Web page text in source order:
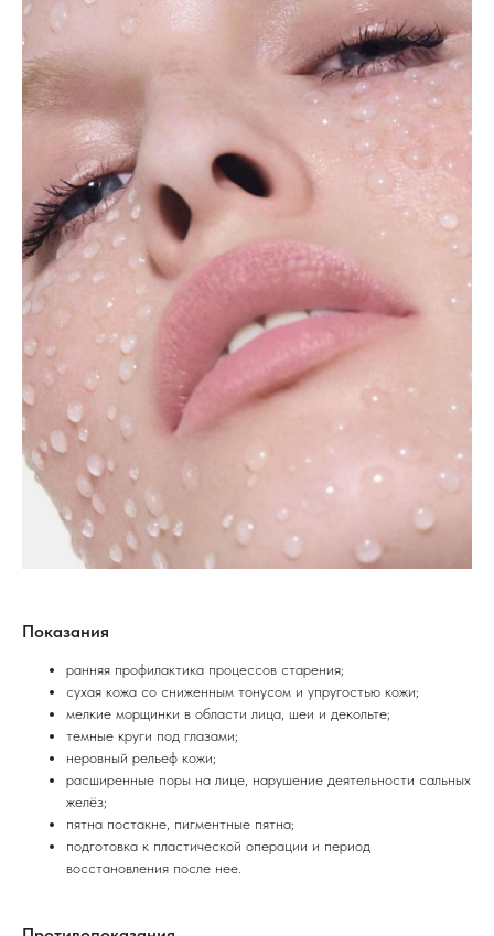
Показания
ранняя профилактика процессов старения;
сухая кожа со сниженным тонусом и упругостью кожи;
мелкие морщинки в области лица, шеи и декольте;
темные круги под глазами;
неровный рельеф кожи;
расширенные поры на лице, нарушение деятельности сальных
желёз;
пятна постакне, пигментные пятна;
подготовка к пластической операции и период
восстановления после нее.